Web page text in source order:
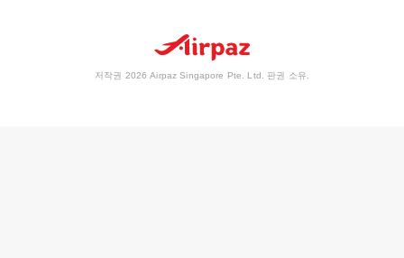
저작권 2026 Airpaz Singapore Pte. Ltd. 판권 소유.